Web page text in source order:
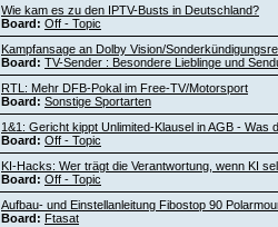
Wie kam es zu den IPTV-Busts in Deutschland?
Board: Off - Topic
Kampfansage an Dolby Vision/
Board: TV-Sender : Besondere Lieblinge und
RTL: Mehr DFB-Pokal im Free-TV/Motorsport
Board: Sonstige Sportarten
1&1: Gericht kippt Unlimited-Klausel in AGB - Was
Board: Off - Topic
KI-Hacks: Wer trägt die Verantwortung, wenn KI
Board: Off - Topic
Aufbau- und Einstellanleitung Fibostop 90
Board: Ftasat